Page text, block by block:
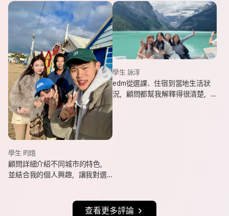
場、陪伴並支持你完成留遊學夢
想的夥伴。這也是我會想推薦
edm的原因。
學生 昀熺
顧問詳細介紹不同城市的特色，
並結合我的個人興趣，讓我對選
學生 詠淳
edm從選課、住宿到當地生活狀
況，顧問都幫我解釋得很清楚，
查看更多評論